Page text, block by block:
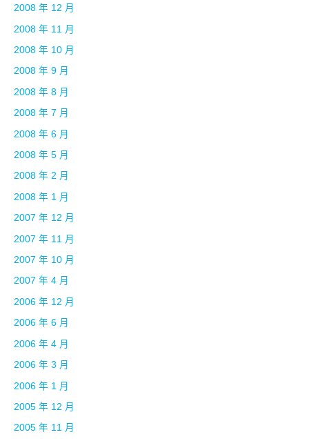
2008 年 12 月
2008 年 11 月
2008 年 10 月
2008 年 9 月
2008 年 8 月
2008 年 7 月
2008 年 6 月
2008 年 5 月
2008 年 2 月
2008 年 1 月
2007 年 12 月
2007 年 11 月
2007 年 10 月
2007 年 4 月
2006 年 12 月
2006 年 6 月
2006 年 4 月
2006 年 3 月
2006 年 1 月
2005 年 12 月
2005 年 11 月